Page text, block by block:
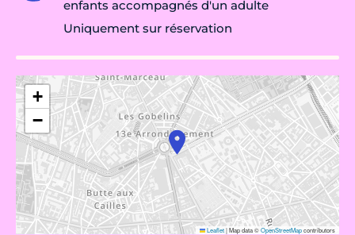
enfants accompagnés d'un adulte
Uniquement sur réservation
+
−
Leaflet|Map data ©OpenStreetMapcontributors